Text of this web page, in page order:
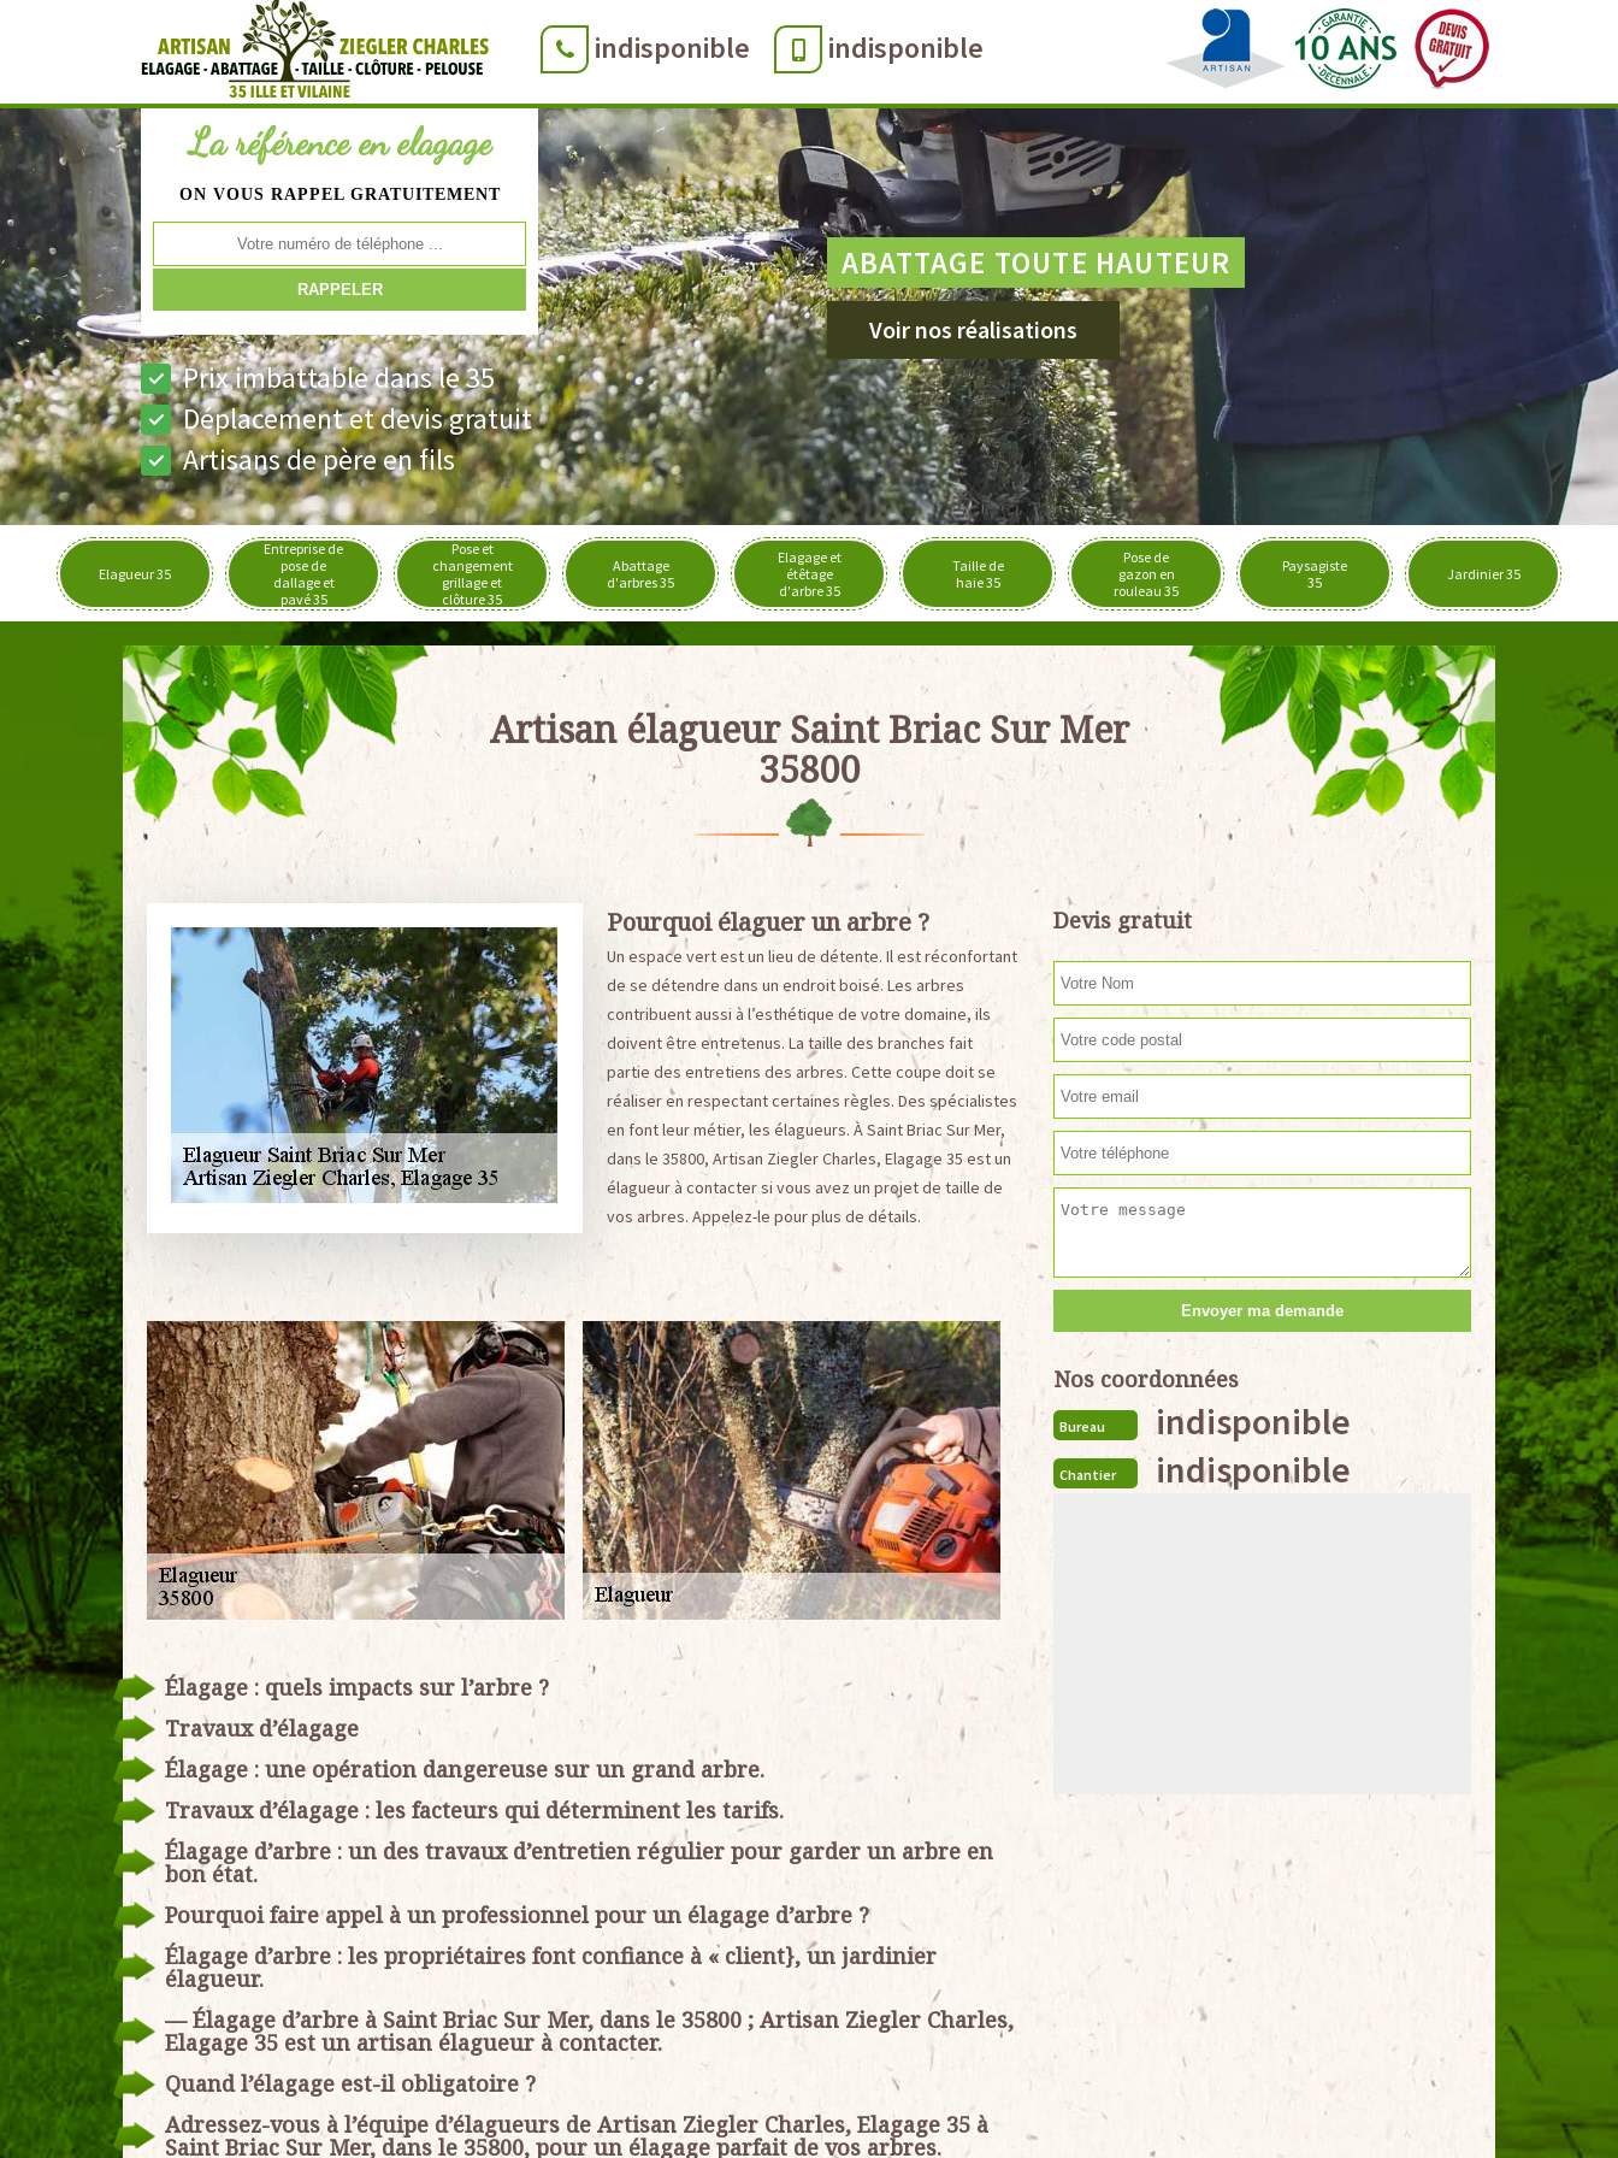
indisponible indisponible
La référence en elagage
ON VOUS RAPPEL GRATUITEMENT
Prix imbattable dans le 35
Déplacement et devis gratuit
Artisans de père en fils
ABATTAGE TOUTE HAUTEUR
Voir nos réalisations
Elagueur 35
Entreprise de
pose de
dallage et
pavé 35
Pose et
changement
grillage et
clôture 35
Abattage
d'arbres 35
Elagage et
étêtage
d'arbre 35
Taille de
haie 35
Pose de
gazon en
rouleau 35
Paysagiste
35
Jardinier 35
Artisan élagueur Saint Briac Sur Mer
35800
Pourquoi élaguer un arbre ?
Un espace vert est un lieu de détente. Il est réconfortant
de se détendre dans un endroit boisé. Les arbres
contribuent aussi à l’esthétique de votre domaine, ils
doivent être entretenus. La taille des branches fait
partie des entretiens des arbres. Cette coupe doit se
réaliser en respectant certaines règles. Des spécialistes
en font leur métier, les élagueurs. À Saint Briac Sur Mer,
dans le 35800, Artisan Ziegler Charles, Elagage 35 est un
élagueur à contacter si vous avez un projet de taille de
vos arbres. Appelez-le pour plus de détails.
Élagage : quels impacts sur l’arbre ?
Travaux d’élagage
Élagage : une opération dangereuse sur un grand arbre.
Travaux d’élagage : les facteurs qui déterminent les tarifs.
Élagage d’arbre : un des travaux d’entretien régulier pour garder un arbre en
bon état.
Pourquoi faire appel à un professionnel pour un élagage d’arbre ?
Élagage d’arbre : les propriétaires font confiance à « client}, un jardinier
élagueur.
— Élagage d’arbre à Saint Briac Sur Mer, dans le 35800 ; Artisan Ziegler Charles,
Elagage 35 est un artisan élagueur à contacter.
Quand l’élagage est-il obligatoire ?
Adressez-vous à l’équipe d’élagueurs de Artisan Ziegler Charles, Elagage 35 à
Saint Briac Sur Mer, dans le 35800, pour un élagage parfait de vos arbres.
Devis gratuit
Nos coordonnées
Bureau indisponible
Chantier indisponible